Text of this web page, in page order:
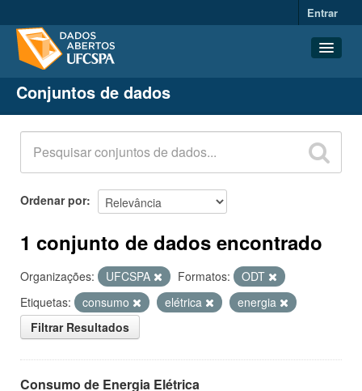
Entrar
Conjuntos de dados
Organizações
Grupos
Sobre
Conjuntos de dados
Ordenar por
1 conjunto de dados encontrado
Organizações: UFCSPA Formatos:
ODT
Etiquetas:
consumo elétrica
energia
Filtrar Resultados
Consumo de Energia Elétrica